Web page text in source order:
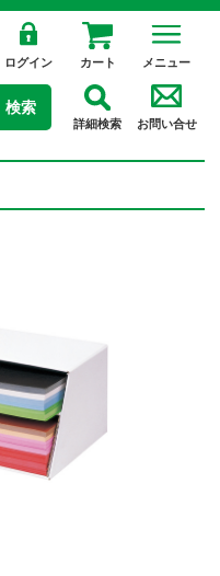
ログイン カート メニュー
検索
詳細検索 お問い合せ